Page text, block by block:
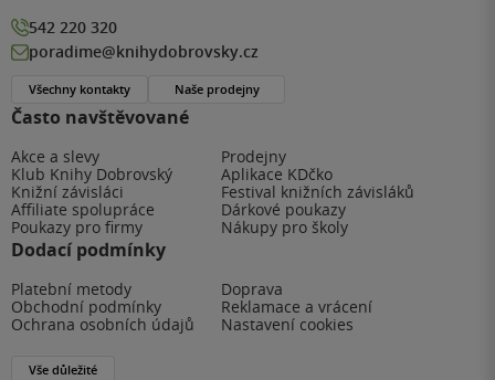
Často navštěvované
Akce a slevy
Prodejny
Klub Knihy Dobrovský
Aplikace KDčko
Knižní závisláci
Festival knižních závisláků
Affiliate spolupráce
Dárkové poukazy
Poukazy pro firmy
Nákupy pro školy
Dodací podmínky
Platební metody
Doprava
Obchodní podmínky
Reklamace a vrácení
Ochrana osobních údajů
Nastavení cookies
Vše důležité
542 220 320
poradime@knihydobrovsky.cz
Všechny kontakty Naše prodejny